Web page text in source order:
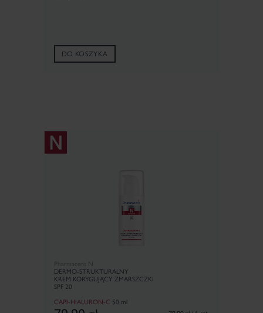
DO KOSZYKA
Pharmaceris N
DERMO-STRUKTURALNY
KREM KORYGUJĄCY ZMARSZCZKI
SPF 20
CAPI-HIALURON-C 50 ml